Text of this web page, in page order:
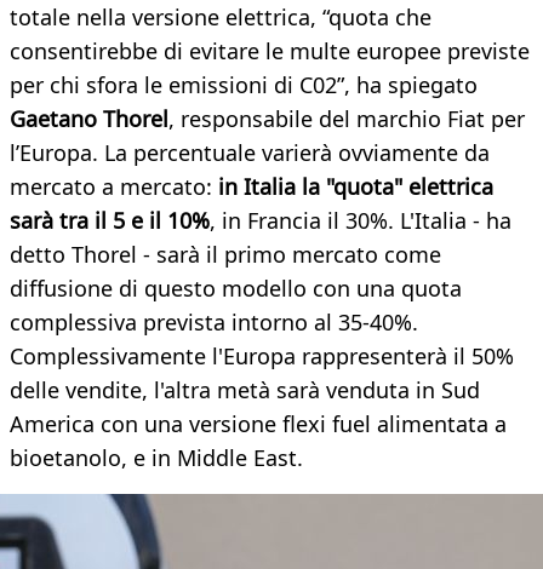
totale nella versione elettrica, “quota che
consentirebbe di evitare le multe europee previste
per chi sfora le emissioni di C02”, ha spiegato
Gaetano Thorel, responsabile del marchio Fiat per
l’Europa. La percentuale varierà ovviamente da
mercato a mercato: in Italia la "quota" elettrica
sarà tra il 5 e il 10%, in Francia il 30%. L'Italia - ha
detto Thorel - sarà il primo mercato come
diffusione di questo modello con una quota
complessiva prevista intorno al 35-40%.
Complessivamente l'Europa rappresenterà il 50%
delle vendite, l'altra metà sarà venduta in Sud
America con una versione flexi fuel alimentata a
bioetanolo, e in Middle East.